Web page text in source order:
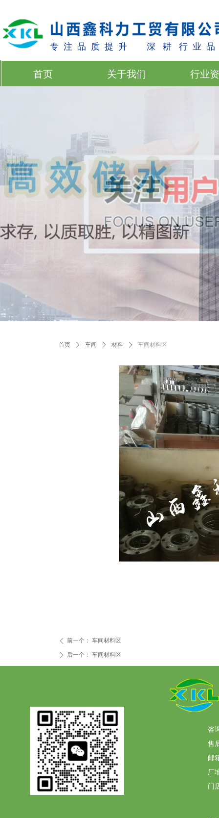
首页 关于我们 行业
专 注 品 质 提 升 深 耕 行 业 品
首页 ꄲ 车间 ꄲ 材料 ꄲ 车间材料区
ꄴ 前一个： 车间材料区
ꄲ 后一个： 车间材料区
咨
售
邮
厂
门